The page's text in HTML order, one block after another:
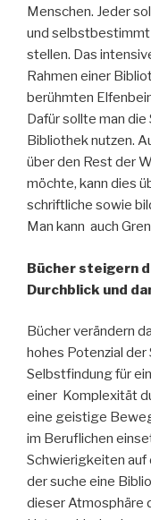
Menschen. Jeder
und selbstbestimmt
stellen. Das
Rahmen einer
berühmten
Dafür sollte man
Bibliothek nutzen.
über den Rest der
möchte, kann dies
schriftliche sowie
Man kann auch
Bücher steigern
Durchblick und
Bücher verändern
hohes Potenzial
Selbstfindung für
einer Komplexität
eine geistige
im Beruflichen
Schwierigkeiten auf
der suche eine
dieser Atmosphäre